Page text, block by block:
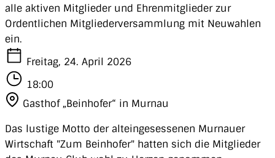
alle aktiven Mitglieder und Ehrenmitglieder zur
Ordentlichen Mitgliederversammlung mit Neuwahlen
ein.
Freitag, 24. April 2026
18:00
Gasthof „Beinhofer“ in Murnau
Das lustige Motto der alteingesessenen Murnauer
Wirtschaft "Zum Beinhofer" hatten sich die Mitglieder